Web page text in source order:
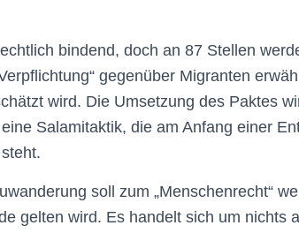
bindend, doch an 87 Stellen
gegenüber Migranten
wird. Die Umsetzung des Paktes
Salamitaktik, die am Anfang einer
soll zum „Menschenrecht“
gelten wird. Es handelt sich um nichts